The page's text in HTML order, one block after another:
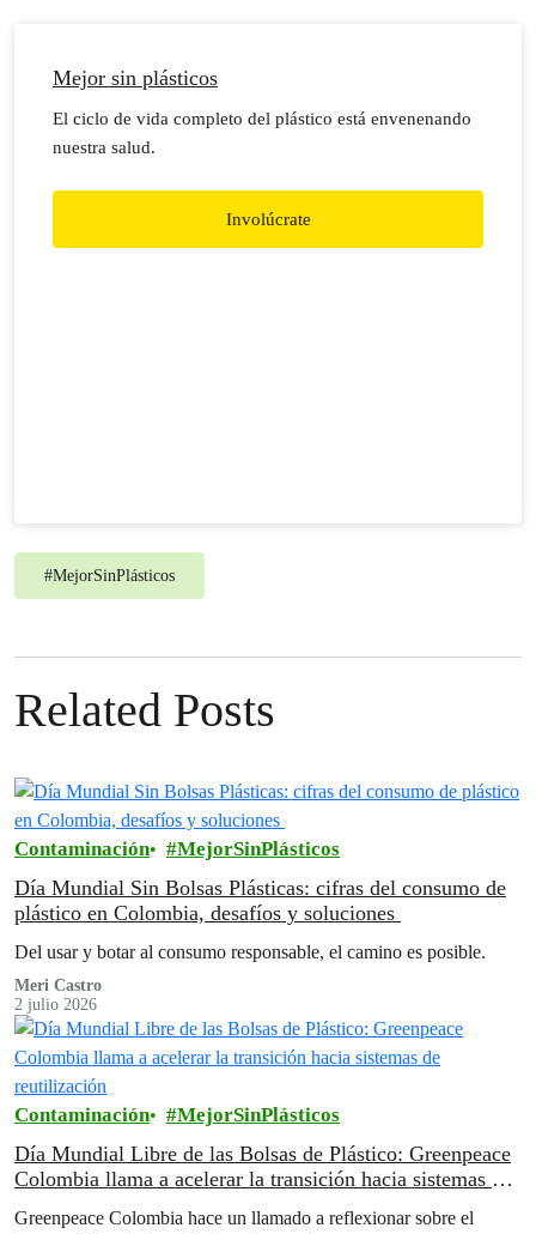
Mejor sin plásticos
El ciclo de vida completo del plástico está envenenando
nuestra salud.
Involúcrate
#MejorSinPlásticos
Related Posts
Contaminación MejorSinPlásticos
Día Mundial Sin Bolsas Plásticas: cifras del consumo de
plástico en Colombia, desafíos y soluciones
Del usar y botar al consumo responsable, el camino es posible.
Meri Castro
2 julio 2026
Contaminación MejorSinPlásticos
Día Mundial Libre de las Bolsas de Plástico: Greenpeace
Colombia llama a acelerar la transición hacia sistemas de
Greenpeace Colombia hace un llamado a reflexionar sobre el